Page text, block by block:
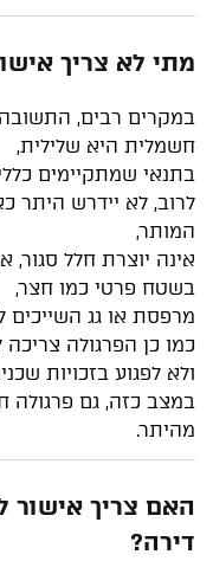
מתי לא צריך
במקרים רבים,
חשמלית היא שלילית,
בתנאי שמתקיימים
לרוב, לא יידרש היתר
המותר,
אינה יוצרת חלל סגור,
בשטח פרטי כמו חצר,
מרפסת או גג השייכים
כמו כן הפרגולה צריכה
ולא לפגוע בזכויות
במצב כזה, גם פרגולה
מהיתר.
האם צריך אישור
דירה?